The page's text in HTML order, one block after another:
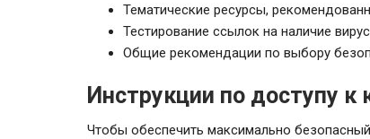
Тематические ресурсы,
Тестирование ссылок на наличие
Общие рекомендации по выбору
Инструкции по доступу к
Чтобы обеспечить максимально